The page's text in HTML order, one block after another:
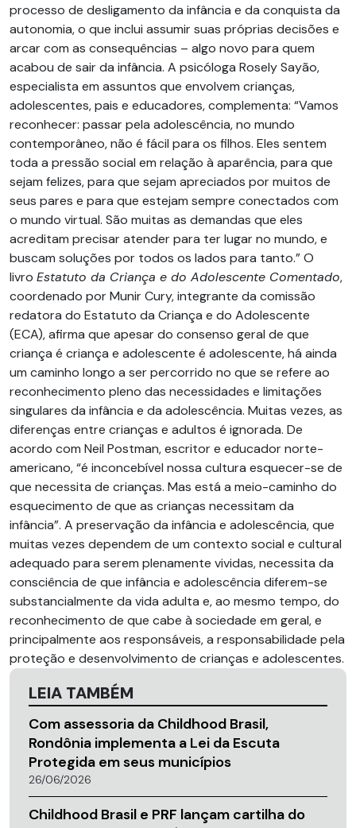
processo de desligamento da infância e da conquista da
autonomia, o que inclui assumir suas próprias decisões e
arcar com as consequências – algo novo para quem
acabou de sair da infância. A psicóloga Rosely Sayão,
especialista em assuntos que envolvem crianças,
adolescentes, pais e educadores, complementa: “Vamos
reconhecer: passar pela adolescência, no mundo
contemporâneo, não é fácil para os filhos. Eles sentem
toda a pressão social em relação à aparência, para que
sejam felizes, para que sejam apreciados por muitos de
seus pares e para que estejam sempre conectados com
o mundo virtual. São muitas as demandas que eles
acreditam precisar atender para ter lugar no mundo, e
buscam soluções por todos os lados para tanto.” O
livro Estatuto da Criança e do Adolescente Comentado,
coordenado por Munir Cury, integrante da comissão
redatora do Estatuto da Criança e do Adolescente
(ECA), afirma que apesar do consenso geral de que
criança é criança e adolescente é adolescente, há ainda
um caminho longo a ser percorrido no que se refere ao
reconhecimento pleno das necessidades e limitações
singulares da infância e da adolescência. Muitas vezes, as
diferenças entre crianças e adultos é ignorada. De
acordo com Neil Postman, escritor e educador norte-
americano, “é inconcebível nossa cultura esquecer-se de
que necessita de crianças. Mas está a meio-caminho do
esquecimento de que as crianças necessitam da
infância”. A preservação da infância e adolescência, que
muitas vezes dependem de um contexto social e cultural
adequado para serem plenamente vividas, necessita da
consciência de que infância e adolescência diferem-se
substancialmente da vida adulta e, ao mesmo tempo, do
reconhecimento de que cabe à sociedade em geral, e
principalmente aos responsáveis, a responsabilidade pela
proteção e desenvolvimento de crianças e adolescentes.
LEIA TAMBÉM
Com assessoria da Childhood Brasil,
Rondônia implementa a Lei da Escuta
Protegida em seus municípios
26/06/2026
Childhood Brasil e PRF lançam cartilha do